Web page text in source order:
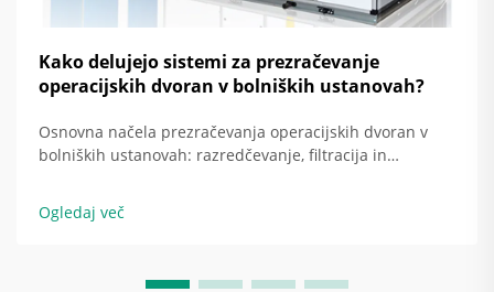
Kako delujejo sistemi za prezračevanje
operacijskih dvoran v bolniških ustanovah?
Osnovna načela prezračevanja operacijskih dvoran v
bolniških ustanovah: razredčevanje, filtracija in
operacijske dvorane v bolniških ustanovah zanašajo na
tri glavne pristope za ohranjanje kirurških mest brez
Ogledaj več